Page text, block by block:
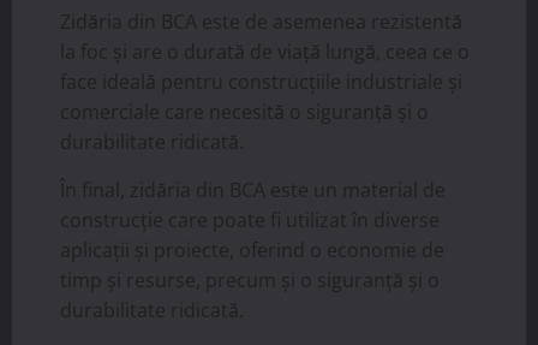
Zidăria din BCA este de asemenea rezistentă
la foc și are o durată de viață lungă, ceea ce o
face ideală pentru construcțiile industriale și
comerciale care necesită o siguranță și o
durabilitate ridicată.
În final, zidăria din BCA este un material de
construcție care poate fi utilizat în diverse
aplicații și proiecte, oferind o economie de
timp și resurse, precum și o siguranță și o
durabilitate ridicată.